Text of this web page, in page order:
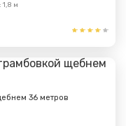
1,8 м
36 метров